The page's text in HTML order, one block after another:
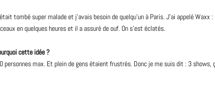
était tombé super malade et j’avais besoin de quelqu’un à Paris. J’ai appelé
en quelques heures et il a assuré de ouf. On s’est éclatés.
cette idée ?
personnes max. Et plein de gens étaient frustrés. Donc je me suis dit : 3